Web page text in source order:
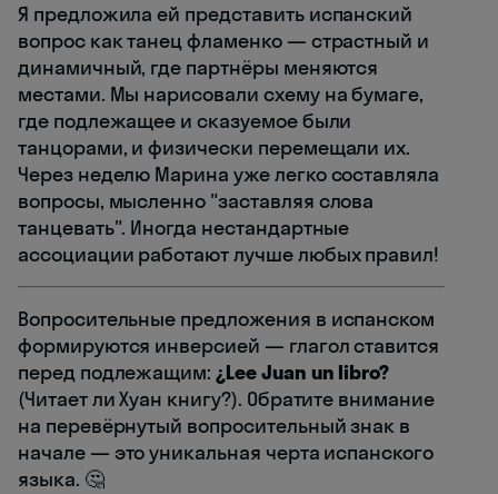
Я предложила ей представить испанский
вопрос как танец фламенко — страстный и
динамичный, где партнёры меняются
местами. Мы нарисовали схему на бумаге,
где подлежащее и сказуемое были
танцорами, и физически перемещали их.
Через неделю Марина уже легко составляла
вопросы, мысленно "заставляя слова
танцевать". Иногда нестандартные
ассоциации работают лучше любых правил!
Вопросительные предложения в испанском
формируются инверсией — глагол ставится
перед подлежащим:¿Lee Juan un libro?
(Читает ли Хуан книгу?). Обратите внимание
на перевёрнутый вопросительный знак в
начале — это уникальная черта испанского
языка. 🤔